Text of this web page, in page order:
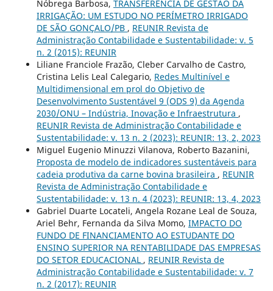
Nóbrega Barbosa, TRANSFERÊNCIA DE GESTÃO DA
IRRIGAÇÃO: UM ESTUDO NO PERÍMETRO IRRIGADO
DE SÃO GONÇALO/PB , REUNIR Revista de
Administração Contabilidade e Sustentabilidade: v. 5
n. 2 (2015): REUNIR
Liliane Franciole Frazão, Cleber Carvalho de Castro,
Cristina Lelis Leal Calegario, Redes Multinível e
Multidimensional em prol do Objetivo de
Desenvolvimento Sustentável 9 (ODS 9) da Agenda
2030/ONU – Indústria, Inovação e Infraestrutura ,
REUNIR Revista de Administração Contabilidade e
Sustentabilidade: v. 13 n. 2 (2023): REUNIR: 13, 2, 2023
Miguel Eugenio Minuzzi Vilanova, Roberto Bazanini,
Proposta de modelo de indicadores sustentáveis para
cadeia produtiva da carne bovina brasileira , REUNIR
Revista de Administração Contabilidade e
Sustentabilidade: v. 13 n. 4 (2023): REUNIR: 13, 4, 2023
Gabriel Duarte Locateli, Angela Rozane Leal de Souza,
Ariel Behr, Fernanda da Silva Momo, IMPACTO DO
FUNDO DE FINANCIAMENTO AO ESTUDANTE DO
ENSINO SUPERIOR NA RENTABILIDADE DAS EMPRESAS
DO SETOR EDUCACIONAL , REUNIR Revista de
Administração Contabilidade e Sustentabilidade: v. 7
n. 2 (2017): REUNIR